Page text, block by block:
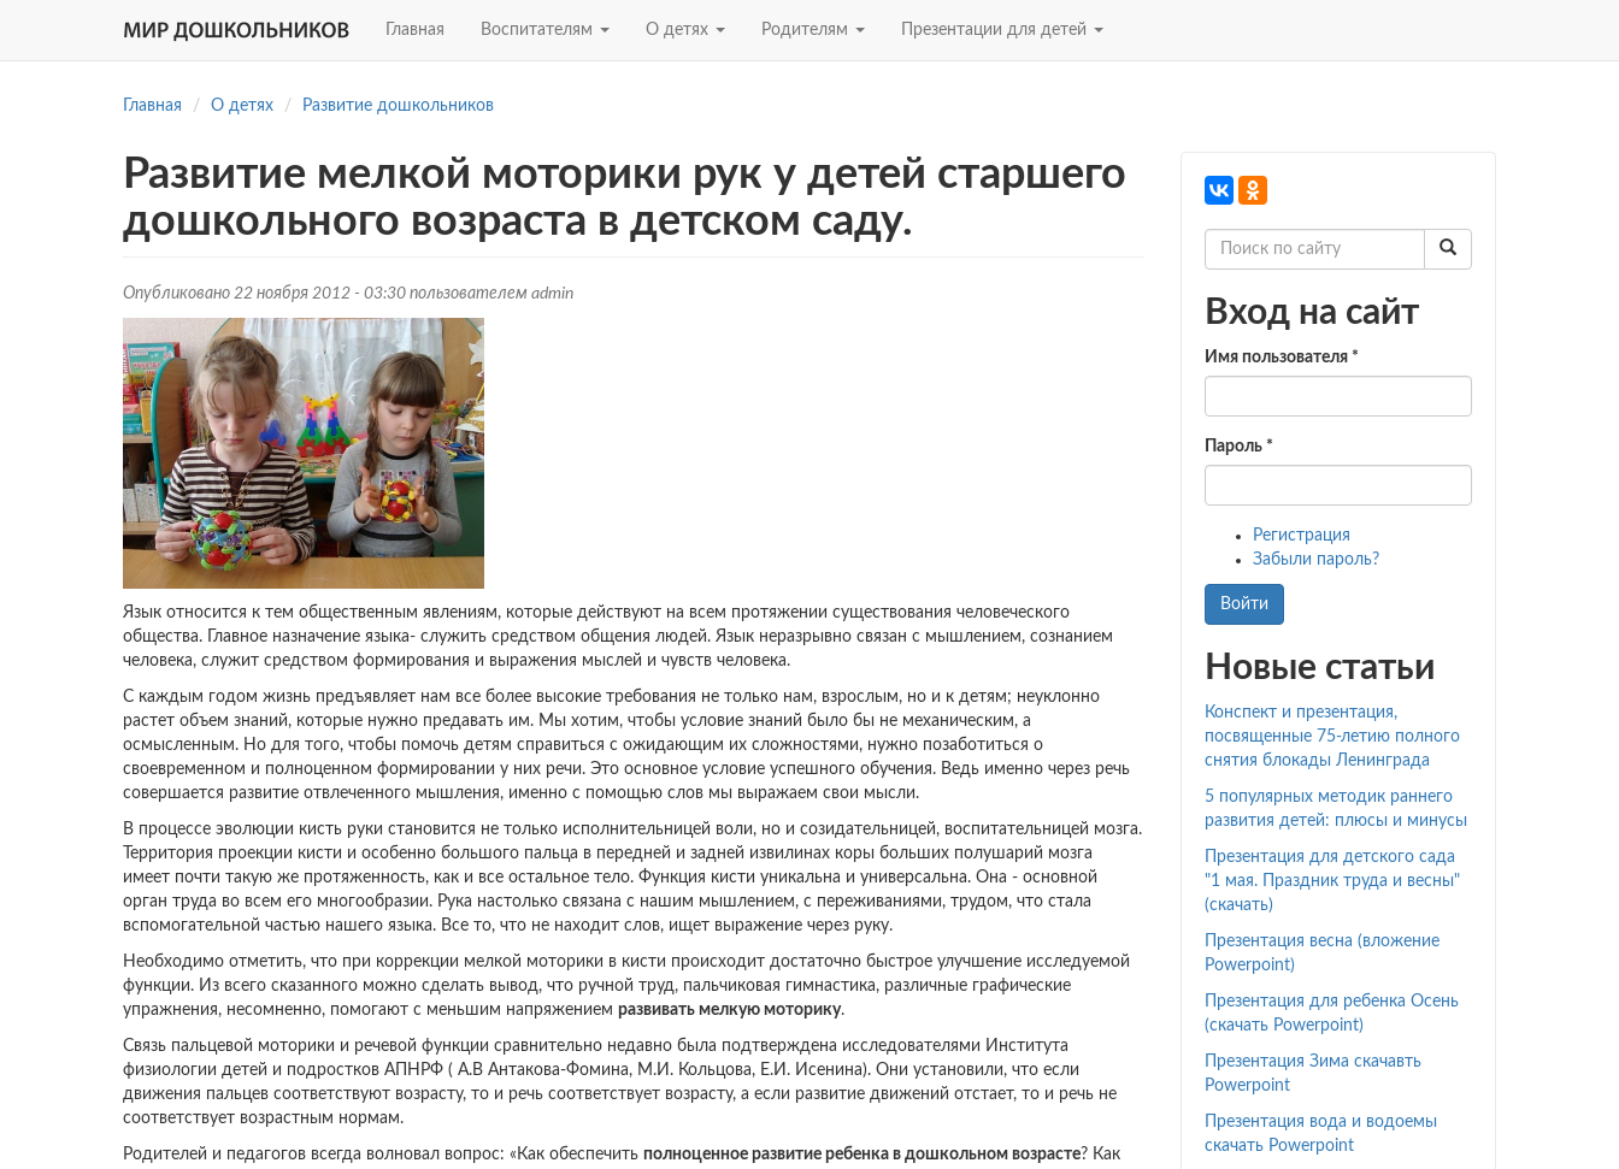
Главная Воспитателям О детях Родителям Презентации для детей
Главная О детях Развитие дошкольников
Развитие мелкой моторики рук у детей старшего
дошкольного возраста в детском саду.
Опубликовано 22 ноября 2012 - 03:30 пользователем admin
Язык относится к тем общественным явлениям, которые действуют на всем протяжении существования человеческого
общества. Главное назначение языка- служить средством общения людей. Язык неразрывно связан с мышлением, сознанием
человека, служит средством формирования и выражения мыслей и чувств человека.
С каждым годом жизнь предъявляет нам все более высокие требования не только нам, взрослым, но и к детям; неуклонно
растет объем знаний, которые нужно предавать им. Мы хотим, чтобы условие знаний было бы не механическим, а
осмысленным. Но для того, чтобы помочь детям справиться с ожидающим их сложностями, нужно позаботиться о
своевременном и полноценном формировании у них речи. Это основное условие успешного обучения. Ведь именно через речь
совершается развитие отвлеченного мышления, именно с помощью слов мы выражаем свои мысли.
В процессе эволюции кисть руки становится не только исполнительницей воли, но и созидательницей, воспитательницей мозга.
Территория проекции кисти и особенно большого пальца в передней и задней извилинах коры больших полушарий мозга
имеет почти такую же протяженность, как и все остальное тело. Функция кисти уникальна и универсальна. Она - основной
орган труда во всем его многообразии. Рука настолько связана с нашим мышлением, с переживаниями, трудом, что стала
вспомогательной частью нашего языка. Все то, что не находит слов, ищет выражение через руку.
Необходимо отметить, что при коррекции мелкой моторики в кисти происходит достаточно быстрое улучшение исследуемой
функции. Из всего сказанного можно сделать вывод, что ручной труд, пальчиковая гимнастика, различные графические
упражнения, несомненно, помогают с меньшим напряжением развивать мелкую моторику.
Связь пальцевой моторики и речевой функции сравнительно недавно была подтверждена исследователями Института
физиологии детей и подростков АПНРФ ( А.В Антакова-Фомина, М.И. Кольцова, Е.И. Исенина). Они установили, что если
движения пальцев соответствуют возрасту, то и речь соответствует возрасту, а если развитие движений отстает, то и речь не
соответствует возрастным нормам.
Родителей и педагогов всегда волновал вопрос: «Как обеспечить полноценное развитие ребенка в дошкольном возрасте? Как
Вход на сайт
Имя пользователя *
Пароль *
Регистрация
Забыли пароль?
Войти
Новые статьи
Конспект и презентация,
посвященные 75-летию полного
снятия блокады Ленинграда
5 популярных методик раннего
развития детей: плюсы и минусы
Презентация для детского сада
"1 мая. Праздник труда и весны"
(скачать)
Презентация весна (вложение
Powerpoint)
Презентация для ребенка Осень
(скачать Powerpoint)
Презентация Зима скачавть
Powerpoint
Презентация вода и водоемы
скачать Powerpoint